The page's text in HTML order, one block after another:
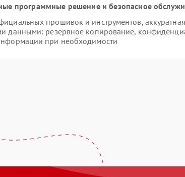
программные решение и безопасное
прошивок и инструментов,
данными: резервное копирование,
при необходимости